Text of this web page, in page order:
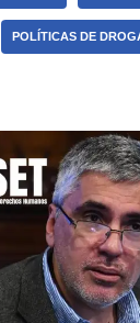
POLÍTICAS DE